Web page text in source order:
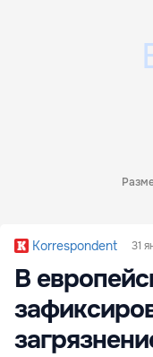
Korrespondent 31
В